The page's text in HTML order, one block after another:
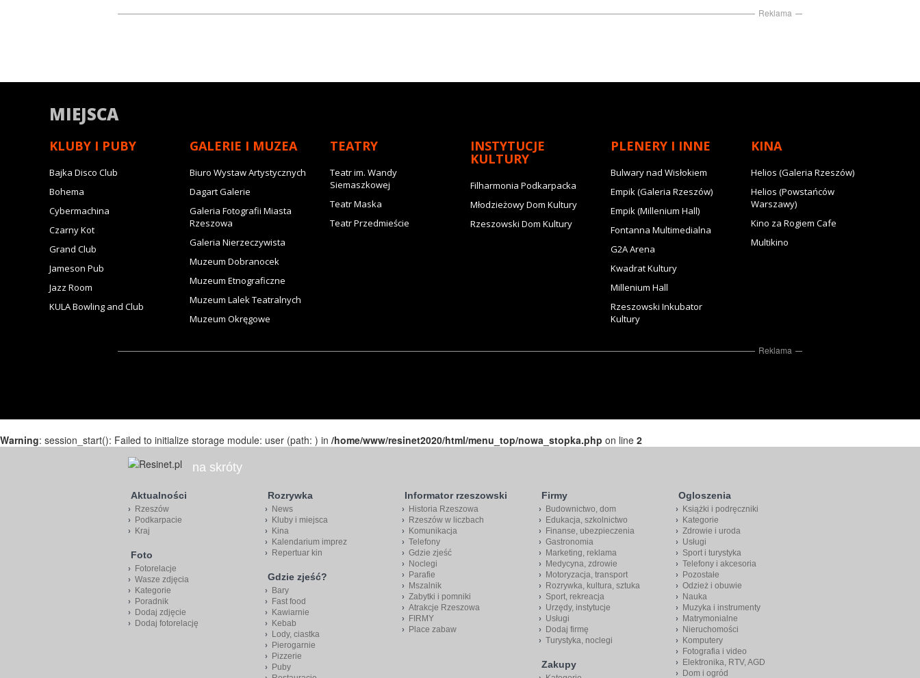
Reklama
MIEJSCA
KLUBY I PUBY
Bajka Disco Club
Bohema
Cybermachina
Czarny Kot
Grand Club
Jameson Pub
Jazz Room
KULA Bowling and Club
GALERIE I MUZEA
Biuro Wystaw Artystycznych
Dagart Galerie
Galeria Fotografii Miasta
Rzeszowa
Galeria Nierzeczywista
Muzeum Dobranocek
Muzeum Etnograficzne
Muzeum Lalek Teatralnych
Muzeum Okręgowe
TEATRY
Teatr im. Wandy
Siemaszkowej
Teatr Maska
Teatr Przedmieście
INSTYTUCJE
KULTURY
Filharmonia Podkarpacka
Młodzieżowy Dom Kultury
Rzeszowski Dom Kultury
PLENERY I INNE
Bulwary nad Wisłokiem
Empik (Galeria Rzeszów)
Empik (Millenium Hall)
Fontanna Multimedialna
G2A Arena
Kwadrat Kultury
Millenium Hall
Rzeszowski Inkubator
Kultury
KINA
Helios (Galeria Rzeszów)
Helios (Powstańców
Warszawy)
Kino za Rogiem Cafe
Multikino
Reklama
Warning: session_start(): Failed to initialize storage module: user (path: ) in /home/www/resinet2020/html/menu_top/nowa_stopka.php on line 2
na skróty
Aktualności
Rzeszów
Podkarpacie
Kraj
Foto
Fotorelacje
Wasze zdjęcia
Kategorie
Poradnik
Dodaj zdjęcie
Dodaj fotorelację
Rozrywka
News
Kluby i miejsca
Kina
Kalendarium imprez
Repertuar kin
Gdzie zjeść?
Bary
Fast food
Kawiarnie
Kebab
Lody, ciastka
Pierogarnie
Pizzerie
Puby
Informator rzeszowski
Historia Rzeszowa
Rzeszów w liczbach
Komunikacja
Telefony
Gdzie zjeść
Noclegi
Parafie
Mszalnik
Zabytki i pomniki
Atrakcje Rzeszowa
FIRMY
Place zabaw
Firmy
Budownictwo, dom
Edukacja, szkolnictwo
Finanse, ubezpieczenia
Gastronomia
Marketing, reklama
Medycyna, zdrowie
Motoryzacja, transport
Rozrywka, kultura, sztuka
Sport, rekreacja
Urzędy, instytucje
Usługi
Dodaj firmę
Turystyka, noclegi
Zakupy
Ogloszenia
Książki i podręczniki
Kategorie
Zdrowie i uroda
Usługi
Sport i turystyka
Telefony i akcesoria
Pozostałe
Odzież i obuwie
Nauka
Muzyka i instrumenty
Matrymonialne
Nieruchomości
Komputery
Fotografia i video
Elektronika, RTV, AGD
Dom i ogród